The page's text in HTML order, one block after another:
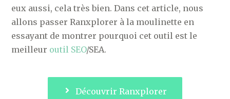
eux aussi, cela très bien. Dans cet article, nous
allons passer Ranxplorer à la moulinette en
essayant de montrer pourquoi cet outil est le
meilleur outil SEO/SEA.
Découvrir Ranxplorer